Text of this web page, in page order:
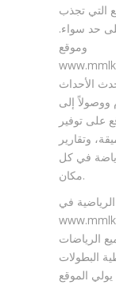
التي تجذب
حد سواء.
وموقع
www.
الأحداث
ووصولاً إلى
على توفير
وتقارير
في كل
مكان.
الرياضية في
الرياضات
البطولات
يولي الموقع